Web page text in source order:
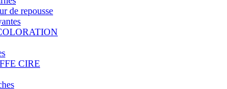
de repousse
CIRE